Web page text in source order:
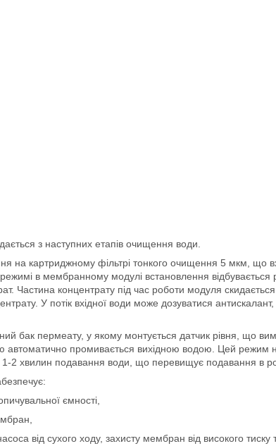
з наступних етапів очищення води.
на картриджному фільтрі тонкого очищення 5 мкм, що
в мембранному модулі встановлення відбувається
концентрату під час роботи модуля скидається
У потік вхідної води може дозуватися
бак пермеату, у якому монтується датчик рівня, що
промивається вихідною водою. Цей режим
1-2 хвилин подавання води, що перевищує подавання в
ємності,
від сухого ходу, захисту мембран від високого тиску